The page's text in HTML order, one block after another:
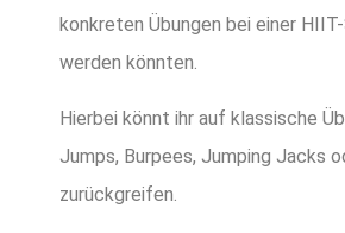
konkreten Übungen bei einer
werden könnten.
Hierbei könnt ihr auf klassische
Jumps, Burpees, Jumping Jacks
zurückgreifen.